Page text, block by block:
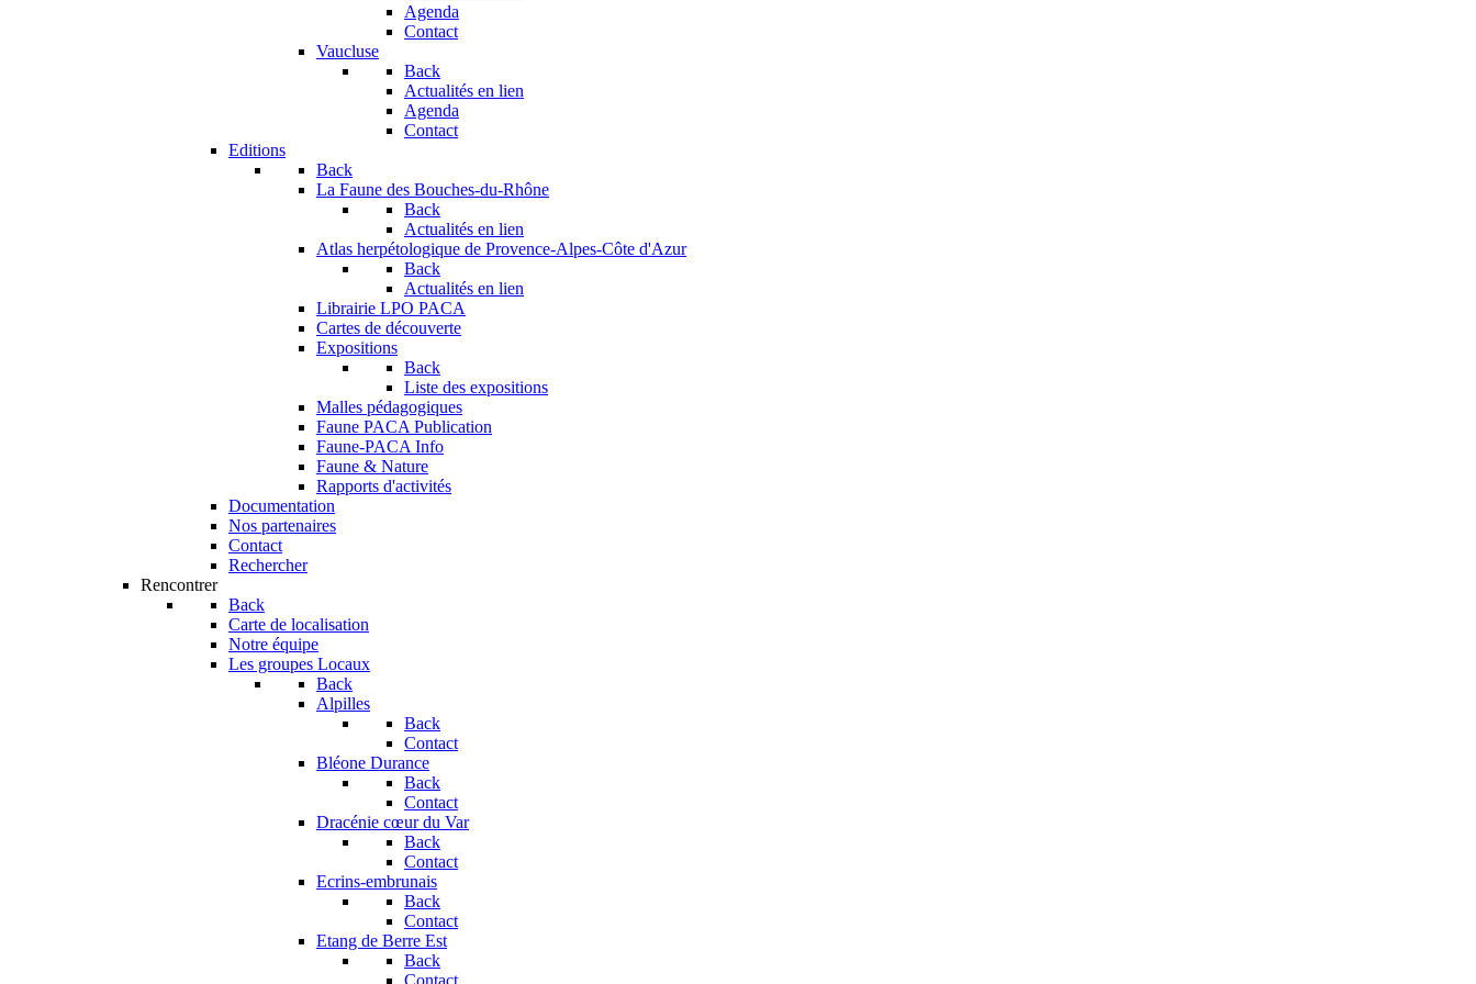
Agenda
Contact
Vaucluse
Back
Actualités en lien
Agenda
Contact
Editions
Back
La Faune des Bouches-du-Rhône
Back
Actualités en lien
Atlas herpétologique de Provence-Alpes-Côte d'Azur
Back
Actualités en lien
Librairie LPO PACA
Cartes de découverte
Expositions
Back
Liste des expositions
Malles pédagogiques
Faune PACA Publication
Faune-PACA Info
Faune & Nature
Rapports d'activités
Documentation
Nos partenaires
Contact
Rechercher
Rencontrer
Back
Carte de localisation
Notre équipe
Les groupes Locaux
Back
Alpilles
Back
Contact
Bléone Durance
Back
Contact
Dracénie cœur du Var
Back
Contact
Ecrins-embrunais
Back
Contact
Etang de Berre Est
Back
Contact